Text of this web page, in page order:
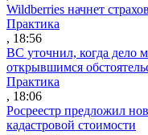
Wildberries начнет
Практика
, 18:56
ВС уточнил, когда дело
открывшимся
Практика
, 18:06
Росреестр предложил
кадастровой стоимости